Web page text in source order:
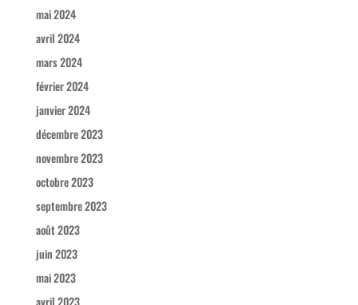
mai 2024
avril 2024
mars 2024
février 2024
janvier 2024
décembre 2023
novembre 2023
octobre 2023
septembre 2023
août 2023
juin 2023
mai 2023
avril 2023